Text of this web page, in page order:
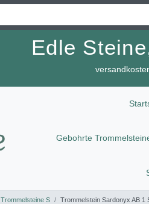
Edle
Gebohrte
Trommelsteine S Trommelstein Sardonyx AB 1